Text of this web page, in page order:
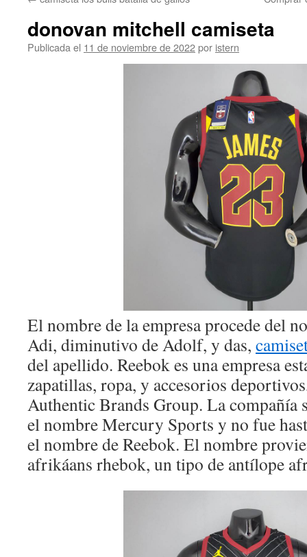
donovan mitchell camiseta
Publicada el 11 de noviembre de 2022por istern
El nombre de la empresa procede del
Adi, diminutivo de Adolf, y das,
del apellido. Reebok es una empresa
zapatillas, ropa, y accesorios
Authentic Brands Group. La compañía
el nombre Mercury Sports y no fue
el nombre de Reebok. El nombre
afrikáans rhebok, un tipo de antílope